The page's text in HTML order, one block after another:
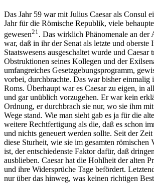
Das Jahr 59 war mit Julius Caesar als Consul
Jahr für die Römische Republik, viele
gewesen21 . Das wirklich Phänomenale an der
war, daß in ihr der Senat als letzte und oberste
Staatswesens ausgeschaltet wurde und Caesar
Obstruktionen seines Kollegen und der
umfangreiches Gesetzgebungsprogramm,
vorbei, durchbrachte. Das war bisher einmalig
Roms. Überhaupt war es Caesar zu eigen, in
und gar unüblich vorzugehen. Er war kein
Ordnung, er durchbrach sie nur, wo sie ihm
Wege stand. Wie man sieht gab es ja für die
weitere Rechtfertigung als die, daß es schon
und nichts geneuert werden sollte. Seit der
diese Sturheit, wie sie im gesamten römischen
ist, der entschiedenste Faktor dafür, daß
ausblieben. Caesar hat die Hohlheit der alten
und ihre Widersprüche Tage befördert.
nur über das hinweg, was keinen richtigen